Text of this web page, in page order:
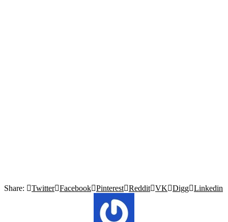
Share: Twitter Facebook Pinterest Reddit VK Digg Linkedin